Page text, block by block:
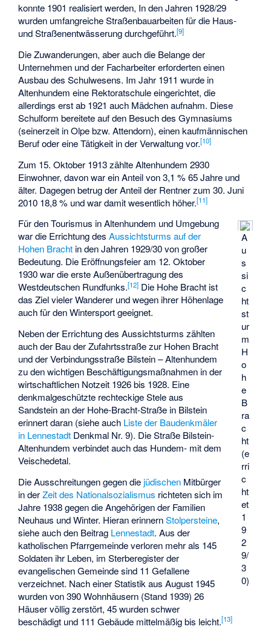
konnte 1901 realisiert werden, In den Jahren 1928/29
wurden umfangreiche Straßenbauarbeiten für die Haus-
und Straßenentwässerung durchgeführt.[9]
Die Zuwanderungen, aber auch die Belange der
Unternehmen und der Facharbeiter erforderten einen
Ausbau des Schulwesens. Im Jahr 1911 wurde in
Altenhundem eine Rektoratschule eingerichtet, die
allerdings erst ab 1921 auch Mädchen aufnahm. Diese
Schulform bereitete auf den Besuch des Gymnasiums
(seinerzeit in Olpe bzw. Attendorn), einen kaufmännischen
Beruf oder eine Tätigkeit in der Verwaltung vor.[10]
Zum 15. Oktober 1913 zählte Altenhundem 2930
Einwohner, davon war ein Anteil von 3,1 % 65 Jahre und
älter. Dagegen betrug der Anteil der Rentner zum 30. Juni
2010 18,8 % und war damit wesentlich höher.[11]
A
u
s
si
c
ht
st
ur
m
H
o
h
e
B
ra
c
ht
(e
rri
c
ht
et
1
9
2
9/
3
0)
Für den Tourismus in Altenhundem und Umgebung
war die Errichtung desAussichtsturms auf der
Hohen Bracht in den Jahren 1929/30 von großer
Bedeutung. Die Eröffnungsfeier am 12. Oktober
1930 war die erste Außenübertragung des
Westdeutschen Rundfunks.[12] Die Hohe Bracht ist
das Ziel vieler Wanderer und wegen ihrer Höhenlage
auch für den Wintersport geeignet.
Neben der Errichtung des Aussichtsturms zählten
auch der Bau der Zufahrtsstraße zur Hohen Bracht
und der Verbindungsstraße Bilstein – Altenhundem
zu den wichtigen Beschäftigungsmaßnahmen in der
wirtschaftlichen Notzeit 1926 bis 1928. Eine
denkmalgeschützte rechteckige Stele aus
Sandstein an der Hohe-Bracht-Straße in Bilstein
erinnert daran (siehe auch Liste der Baudenkmäler
in Lennestadt Denkmal Nr. 9). Die Straße Bilstein-
Altenhundem verbindet auch das Hundem- mit dem
Veischedetal.
Die Ausschreitungen gegen die jüdischen Mitbürger
in derZeit des Nationalsozialismus richteten sich im
Jahre 1938 gegen die Angehörigen der Familien
Neuhaus und Winter. Hieran erinnernStolpersteine,
siehe auch den Beitrag Lennestadt. Aus der
katholischen Pfarrgemeinde verloren mehr als 145
Soldaten ihr Leben, im Sterberegister der
evangelischen Gemeinde sind 11 Gefallene
verzeichnet. Nach einer Statistik aus August 1945
wurden von 390 Wohnhäusern (Stand 1939) 26
Häuser völlig zerstört, 45 wurden schwer
beschädigt und 111 Gebäude mittelmäßig bis leicht.[13]